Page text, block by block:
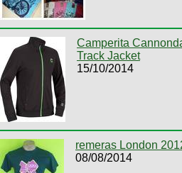
Camperita
Track Jacket
15/10/2014
remeras London
08/08/2014